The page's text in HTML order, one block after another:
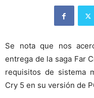
Se nota que nos
entrega de la saga Far
requisitos de sistema
Cry 5 en su versión de